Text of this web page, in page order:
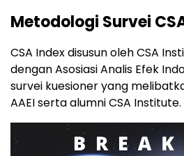
Metodologi Survei
CSA Index disusun oleh CSA
dengan Asosiasi Analis Efek
survei kuesioner yang
AAEI serta alumni CSA Institute.